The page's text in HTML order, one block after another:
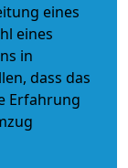
eines
eines
in
dass das
Erfahrung